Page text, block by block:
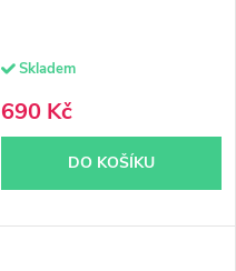
Skladem
690 Kč
DO KOŠÍKU